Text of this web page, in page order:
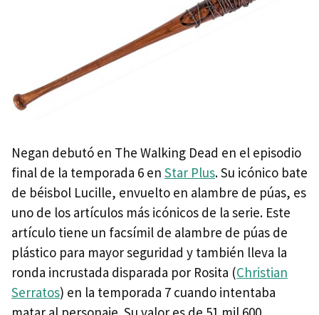
Negan debutó en The Walking Dead en el episodio
final de la temporada 6 en Star Plus. Su icónico bate
de béisbol Lucille, envuelto en alambre de púas, es
uno de los artículos más icónicos de la serie. Este
artículo tiene un facsímil de alambre de púas de
plástico para mayor seguridad y también lleva la
ronda incrustada disparada por Rosita (Christian
Serratos) en la temporada 7 cuando intentaba